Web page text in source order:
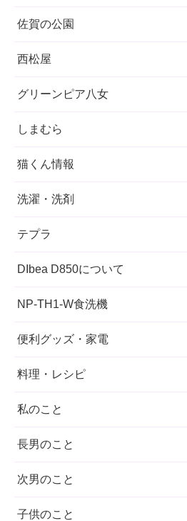
佐賀の公園
西松屋
グリーンピア八女
しまむら
猫くん情報
洗濯・洗剤
テプラ
DIbea D850について
NP-TH1-W食洗機
便利グッズ・家電
料理・レシピ
私のこと
長男のこと
次男のこと
子供のこと